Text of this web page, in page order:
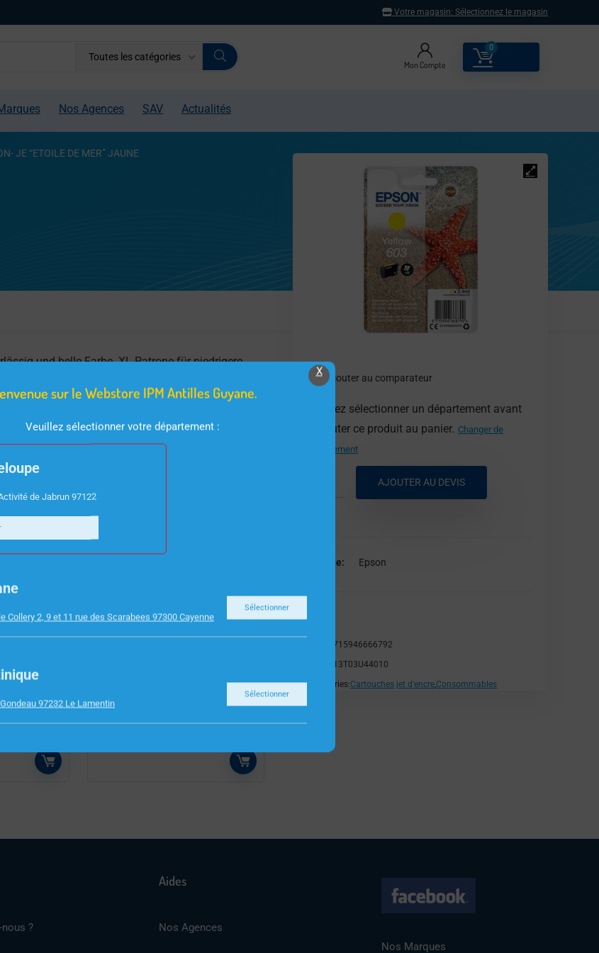
Votre magasin: Sélectionnez le magasin
Toutes les catégories
Mon Compte
0
Nos Agences SAV Actualités
JE “ETOILE DE MER” JAUNE
Ajouter au comparateur
Veuillez sélectionner un département avant
d'ajouter ce produit au panier. Changer de
département
AJOUTER AU DEVIS
Marque Epson
8715946666792
C13T03U44010
Catégories:Cartouches jet d'encre Consommables
und helle Farbe. XL-Patrone für niedrigere
HP 963XL – CARTOUCHE
JAUNE 47ML 1600P
?
Aides
Nos Agences
Nos Marques
X
sur le Webstore IPM Antilles Guyane.
Veuillez sélectionner votre département :
de Jabrun 97122
Collery 2, 9 et 11 rue des Scarabees 97300 Cayenne
Sélectionner
97232 Le Lamentin
Sélectionner